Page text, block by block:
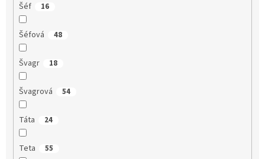
Šéf 16
Šéfová 48
Švagr 18
Švagrová 54
Táta 24
Teta 55